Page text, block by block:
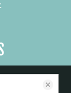
Podeu